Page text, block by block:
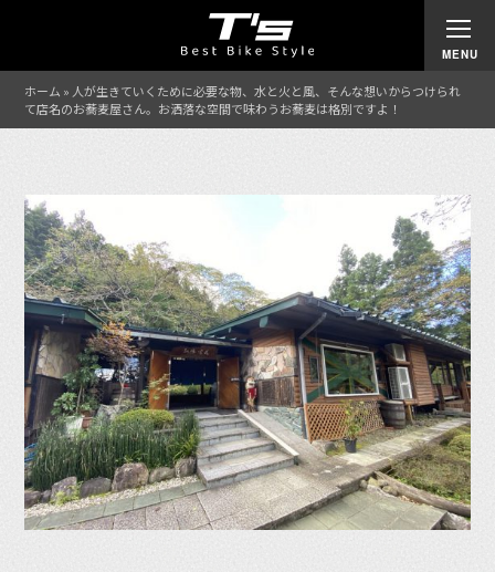
ホーム » 人が生きていくために必要な物、水と火と風、そんな想いからつけられ
て店名のお蕎麦屋さん。お洒落な空間で味わうお蕎麦は格別ですよ！